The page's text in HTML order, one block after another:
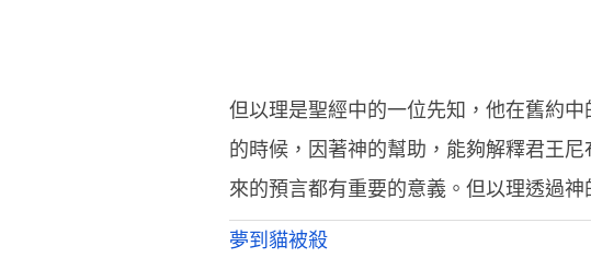
但以理是聖經中的一位先知，他在舊約
的時候，因著神的幫助，能夠解釋君王
來的預言都有重要的意義。但以理透過
夢到貓被殺